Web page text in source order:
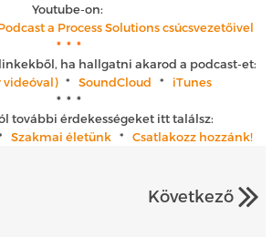
Youtube-on:
a Process Solutions csúcsvezetőivel
* * *
ha hallgatni akarod a podcast-et:
videóval)* SoundCloud * iTunes
* * *
további érdekességeket itt találsz:
Szakmai életünk* Csatlakozz hozzánk!
Következő